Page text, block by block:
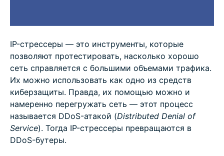
IP-стрессеры — это инструменты, которые
позволяют протестировать, насколько хорошо
сеть справляется с большими объемами трафика.
Их можно использовать как одно из средств
киберзащиты. Правда, их помощью можно и
намеренно перегружать сеть — этот процесс
называется DDoS-атакой (Distributed Denial of
Service). Тогда IP-стрессеры превращаются в
DDoS-бутеры.